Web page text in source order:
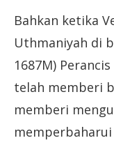
Bahkan ketika
Uthmaniyah di
1687M)
telah memberi
memberi